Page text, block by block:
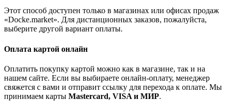
Этот способ доступен только в магазинах или офисах продаж
«Docke.market». Для дистанционных заказов, пожалуйста,
выберите другой вариант оплаты.
Оплата картой онлайн
Оплатить покупку картой можно как в магазине, так и на
нашем сайте. Если вы выбираете онлайн-оплату, менеджер
свяжется с вами и отправит ссылку для перехода к оплате. Мы
принимаем карты Mastercard, VISA и МИР.